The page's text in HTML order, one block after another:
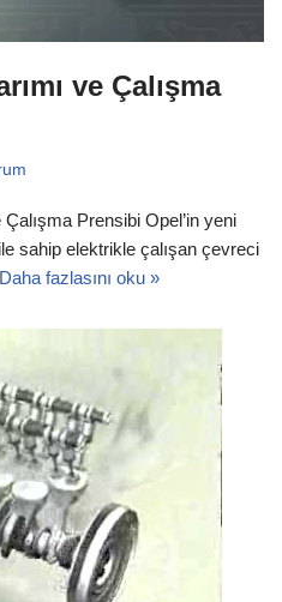
ve Çalışma
Prensibi Opel’in yeni
sahip elektrikle çalışan çevreci
Daha fazlasını oku »